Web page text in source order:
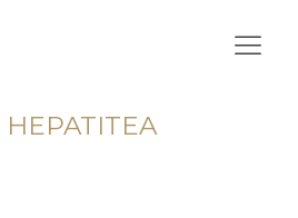
HEPATITEA